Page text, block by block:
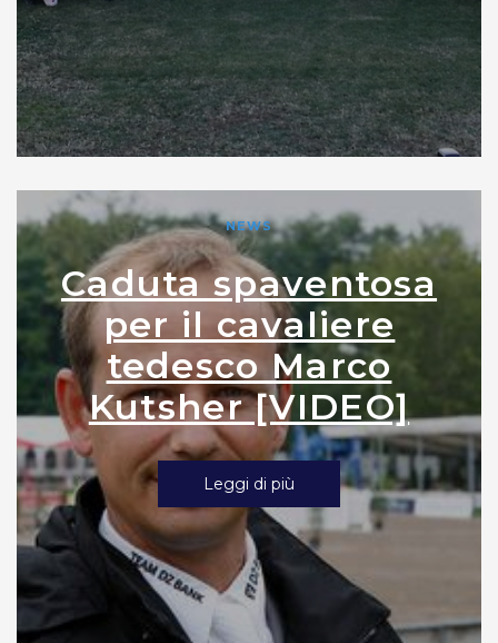
NEWS
Caduta spaventosa
per il cavaliere
tedesco Marco
Kutsher [VIDEO]
Leggi di più